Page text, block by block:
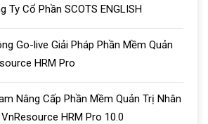
Ty Cổ Phần SCOTS ENGLISH
Go-live Giải Pháp Phần Mềm Quản
HRM Pro
Nâng Cấp Phần Mềm Quản Trị Nhân
HRM Pro 10.0